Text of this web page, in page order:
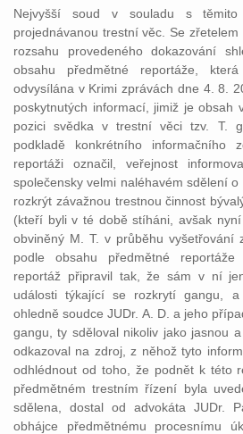
Nejvyšší soud v souladu s těmito
projednávanou trestní věc. Se
rozsahu provedeného dokazování
obsahu předmětné reportáže,
odvysílána v Krimi zprávách dne 4. 8.
poskytnutých informací, jimiž je obsah
pozici svědka v trestní věci tzv. T.
podkladě konkrétního informačního
reportáži označil, veřejnost
společensky velmi naléhavém sdělení
rozkrýt závažnou trestnou činnost
(kteří byli v té době stíháni, avšak
obviněný M. T. v průběhu vyšetřování
podle obsahu předmětné
reportáž připravil tak, že sám v ní
události týkající se rozkrytí gangu,
ohledně soudce JUDr. A. D. a jeho
gangu, ty sděloval nikoliv jako jasnou
odkazoval na zdroj, z něhož tyto
odhlédnout od toho, že podnět k této
předmětném trestním řízení byla
sdělena, dostal od advokáta JUDr.
obhájce předmětnému procesnímu